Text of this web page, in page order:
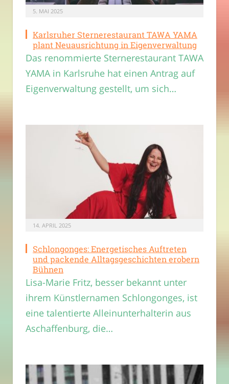
5. MAI 2025
Karlsruher Sternerestaurant TAWA YAMA
plant Neuausrichtung in Eigenverwaltung
Das renommierte Sternerestaurant TAWA
YAMA in Karlsruhe hat einen Antrag auf
Eigenverwaltung gestellt, um sich…
14. APRIL 2025
Schlongonges: Energetisches Auftreten
und packende Alltagsgeschichten erobern
Bühnen
Lisa-Marie Fritz, besser bekannt unter
ihrem Künstlernamen Schlongonges, ist
eine talentierte Alleinunterhalterin aus
Aschaffenburg, die…